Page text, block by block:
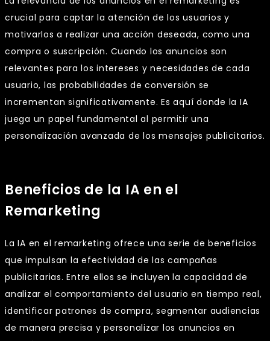
crucial para captar la atención de los usuarios y
motivarlos a realizar una acción deseada, como una
compra o suscripción. Cuando los anuncios son
relevantes para los intereses y necesidades de cada
usuario, las probabilidades de conversión se
incrementan significativamente. Es aquí donde la IA
juega un papel fundamental al permitir una
personalización avanzada de los mensajes publicitarios.
Beneficios de la IA en el
Remarketing
La IA en el remarketing ofrece una serie de beneficios
que impulsan la efectividad de las campañas
publicitarias. Entre ellos se incluyen la capacidad de
analizar el comportamiento del usuario en tiempo real,
identificar patrones de compra, segmentar audiencias
de manera precisa y personalizar los anuncios en